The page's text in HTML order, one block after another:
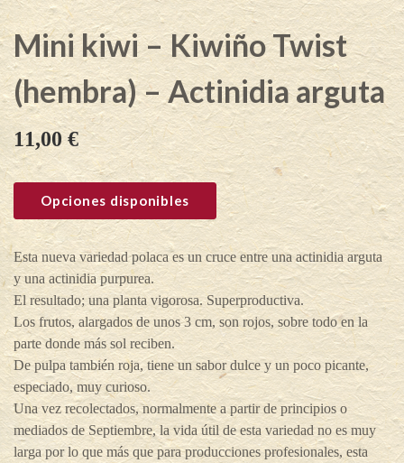
Mini kiwi – Kiwiño Twist
(hembra) – Actinidia arguta
11,00€
Opciones disponibles
Esta nueva variedad polaca es un cruce entre una actinidia arguta
y una actinidia purpurea.
El resultado; una planta vigorosa. Superproductiva.
Los frutos, alargados de unos 3 cm, son rojos, sobre todo en la
parte donde más sol reciben.
De pulpa también roja, tiene un sabor dulce y un poco picante,
especiado, muy curioso.
Una vez recolectados, normalmente a partir de principios o
mediados de Septiembre, la vida útil de esta variedad no es muy
larga por lo que más que para producciones profesionales, esta